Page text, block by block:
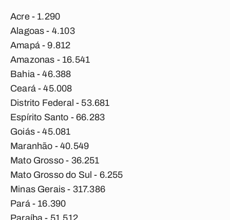
Acre - 1.290
Alagoas - 4.103
Amapá - 9.812
Amazonas - 16.541
Bahia - 46.388
Ceará - 45.008
Distrito Federal - 53.681
Espírito Santo - 66.283
Goiás - 45.081
Maranhão - 40.549
Mato Grosso - 36.251
Mato Grosso do Sul - 6.255
Minas Gerais - 317.386
Pará - 16.390
Paraíba - 51.512